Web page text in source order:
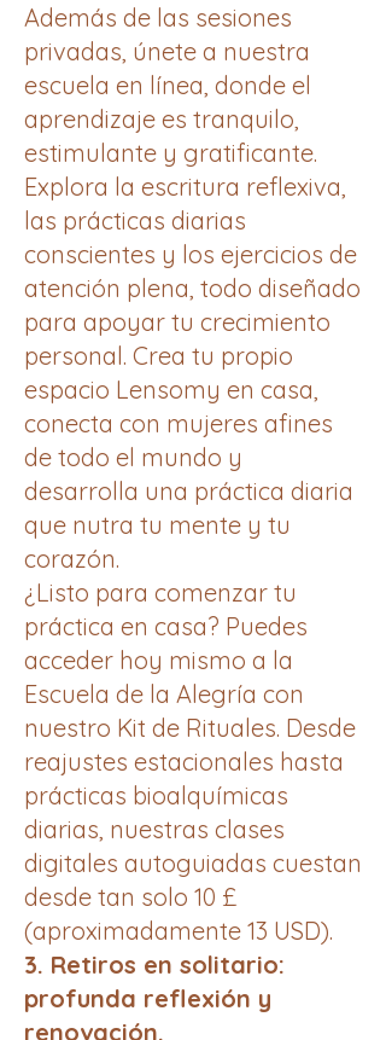
Además de las sesiones
privadas, únete a nuestra
escuela en línea, donde el
aprendizaje es tranquilo,
estimulante y gratificante.
Explora la escritura reflexiva,
las prácticas diarias
conscientes y los ejercicios de
atención plena, todo diseñado
para apoyar tu crecimiento
personal. Crea tu propio
espacio Lensomy en casa,
conecta con mujeres afines
de todo el mundo y
desarrolla una práctica diaria
que nutra tu mente y tu
corazón.
¿Listo para comenzar tu
práctica en casa? Puedes
acceder hoy mismo a la
Escuela de la Alegría con
nuestro Kit de Rituales. Desde
reajustes estacionales hasta
prácticas bioalquímicas
diarias, nuestras clases
digitales autoguiadas cuestan
desde tan solo 10 £
(aproximadamente 13 USD).
3. Retiros en solitario:
profunda reflexión y
renovación.